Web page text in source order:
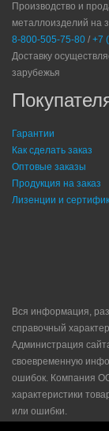
Производство и
металлоизделий на
8-800-505-75-80 / +7
Доставку
зарубежья
Гарантии
Как сделать заказ
Оптовые заказы
Продукция на заказ
Лизенции и
Вся информация,
справочный
Администрация
своевременную
ошибок. Компания
характеристики
или ошибки.